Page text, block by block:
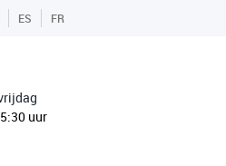
ES FR
uur